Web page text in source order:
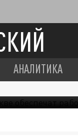
АНАЛИТИКА